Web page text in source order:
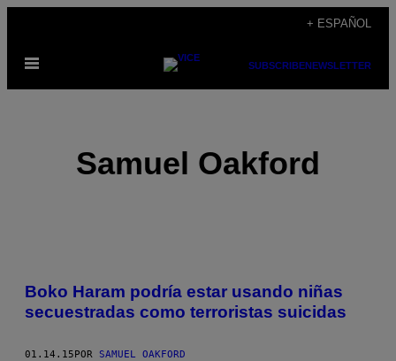
contenido
+ ESPAÑOL
Abrir
SUBSCRIBENEWSLETTER
Samuel Oakford
POSTS
BY
THIS
Boko Haram podría estar usando niñas
secuestradas como terroristas suicidas
01.14.15POR SAMUEL OAKFORD